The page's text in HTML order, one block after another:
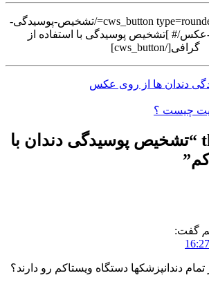
[cws_button type=rounded size=medium link=/تشخیص-پوسیدگی-
عکس/# ]تشخیص پوسیدگی با استفاده از
گرافی[/cws_button]
دندان ها از روی عکس
چیست ؟
تشخیص پوسیدگی دندان با
”
گفت:
دندانپزشکها دستگاه ویستاکم رو دارند؟